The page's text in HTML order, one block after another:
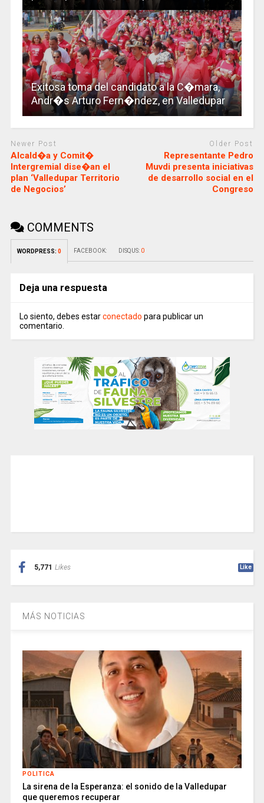
Exitosa toma del candidato a la C�mara,
Andr�s Arturo Fern�ndez, en Valledupar
Newer Post
Alcald�a y Comit�
Intergremial dise�an el
plan ‘Valledupar Territorio
de Negocios’
Older Post
Representante Pedro
Muvdi presenta iniciativas
de desarrollo social en el
Congreso
COMMENTS
WORDPRESS: 0 FACEBOOK: DISQUS: 0
Deja una respuesta
Lo siento, debes estarconectado para publicar un
comentario.
5,771 Likes Like
MÁS NOTICIAS
POLITICA
La sirena de la Esperanza: el sonido de la Valledupar
que queremos recuperar